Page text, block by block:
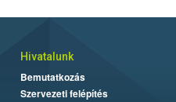
Hivatalunk
Bemutatkozás
Szervezeti felépítés